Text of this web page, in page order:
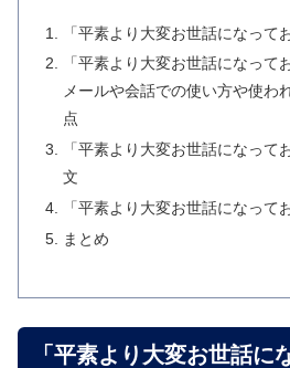
「平素より大変お世話になって
「平素より大変お世話になって
メールや会話での使い方や使わ
点
「平素より大変お世話になって
文
「平素より大変お世話になって
まとめ
「平素より大変お世話に